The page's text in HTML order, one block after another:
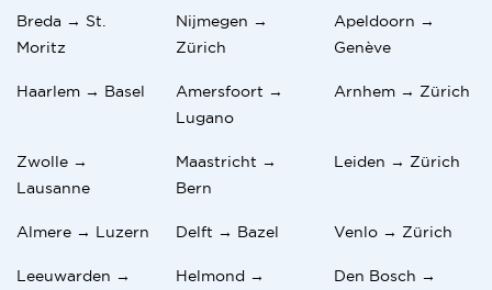
Breda → St.
Moritz
Nijmegen →
Zürich
Apeldoorn →
Genève
Haarlem → Basel
Amersfoort →
Lugano
Arnhem → Zürich
Zwolle →
Lausanne
Maastricht →
Bern
Leiden → Zürich
Almere → Luzern Delft → Bazel Venlo → Zürich
Leeuwarden →
Helmond →
Den Bosch →